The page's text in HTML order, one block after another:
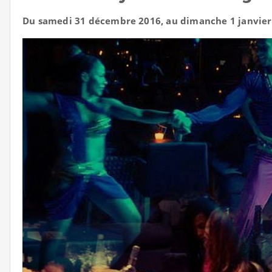
Du samedi 31 décembre 2016, au dimanche 1